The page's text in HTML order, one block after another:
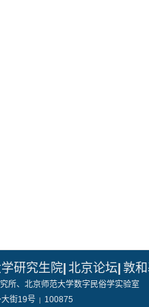
研究生院 北京论坛 敦
所、北京师范大学数字民俗学实验室
街19号 | 100875